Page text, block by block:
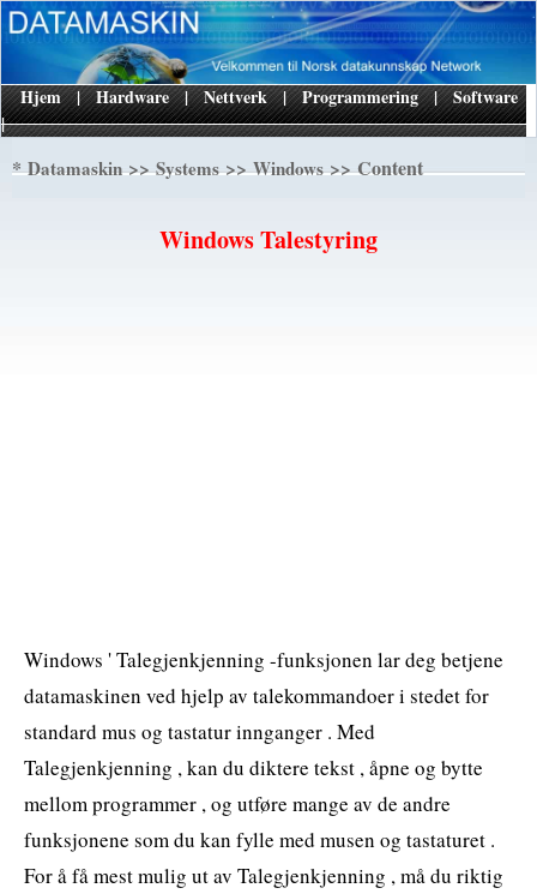
|
Hjem | Hardware | Nettverk | Programmering | Software
*Datamaskin>>Systems>>Windows>> Content
Windows Talestyring
Windows ' Talegjenkjenning -funksjonen lar deg betjene
datamaskinen ved hjelp av talekommandoer i stedet for
standard mus og tastatur innganger . Med
Talegjenkjenning , kan du diktere tekst , åpne og bytte
mellom programmer , og utføre mange av de andre
funksjonene som du kan fylle med musen og tastaturet .
For å få mest mulig ut av Talegjenkjenning , må du riktig